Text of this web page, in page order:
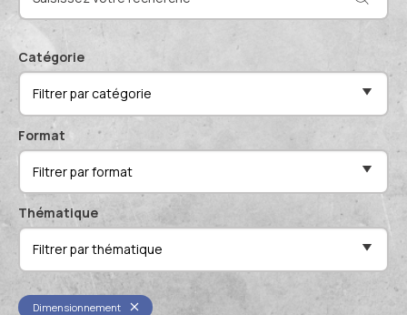
Conférences de professionnels
Publications scientifiques
Proposer mes compétences
Catégorie
Filtrer par catégorie
Format
Filtrer par format
Thématique
Filtrer par thématique
Dimensionnement